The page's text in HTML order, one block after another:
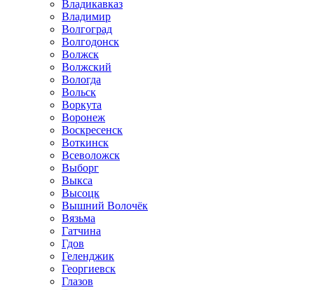
Владикавказ
Владимир
Волгоград
Волгодонск
Волжск
Волжский
Вологда
Вольск
Воркута
Воронеж
Воскресенск
Воткинск
Всеволожск
Выборг
Выкса
Высоцк
Вышний Волочёк
Вязьма
Гатчина
Гдов
Геленджик
Георгиевск
Глазов